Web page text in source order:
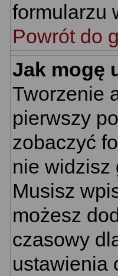
formularzu
Powrót do
Jak mogę
Tworzenie
pierwszy
zobaczyć
nie widzisz
Musisz
możesz
czasowy
ustawienia